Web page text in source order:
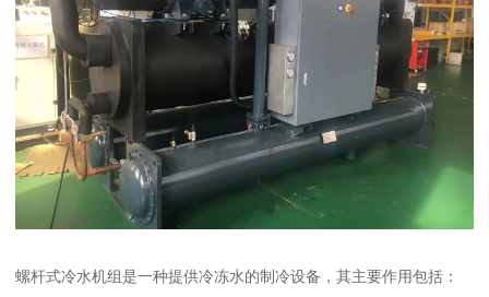
螺杆式冷水机组是一种提供冷冻水的制冷设备，其主要作用包括：